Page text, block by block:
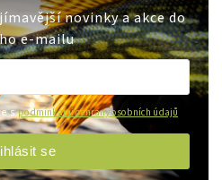
novinky a akce do
e-mailu
spodmínkami ochrany osobních údajů
se